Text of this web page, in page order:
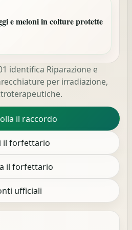
e meloni in colture protette
identifica Riparazione e
per irradiazione,
il raccordo
il forfettario
il forfettario
ufficiali